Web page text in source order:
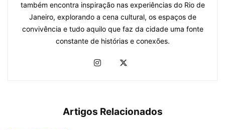
também encontra inspiração nas experiências do Rio de
Janeiro, explorando a cena cultural, os espaços de
convivência e tudo aquilo que faz da cidade uma fonte
constante de histórias e conexões.
Artigos Relacionados